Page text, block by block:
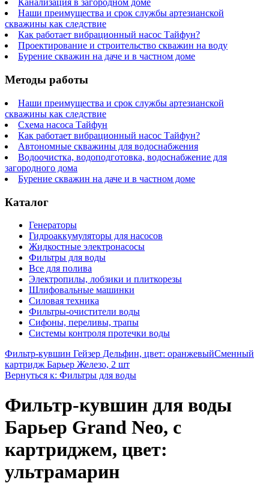
Канализация в загородном доме
Наши преимущества и срок службы артезианской
скважины как следствие
Как работает вибрационный насос Тайфун?
Проектирование и строительство скважин на воду
Бурение скважин на даче и в частном доме
Методы работы
Наши преимущества и срок службы артезианской
скважины как следствие
Схема насоса Тайфун
Как работает вибрационный насос Тайфун?
Автономные скважины для водоснабжения
Водоочистка, водоподготовка, водоснабжение для
загородного дома
Бурение скважин на даче и в частном доме
Каталог
Генераторы
Гидроаккумуляторы для насосов
Жидкостные электронасосы
Фильтры для воды
Все для полива
Электропилы, лобзики и плиткорезы
Шлифовальные машинки
Силовая техника
Фильтры-очистители воды
Сифоны, переливы, трапы
Системы контроля протечки воды
Фильтр-кувшин Гейзер Дельфин, цвет: оранжевыйСменный
картридж Барьер Железо, 2 шт
Вернуться к: Фильтры для воды
Фильтр-кувшин для воды
Барьер Grand Neo, с
картриджем, цвет:
ультрамарин